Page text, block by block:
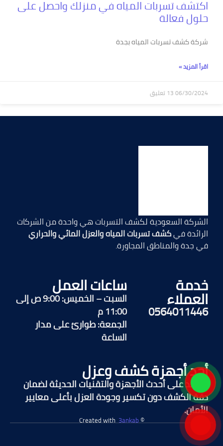
اكتشف تسربات المياه في منزلك واحصل على
حلول فعالة
شركة كشف تسربات المياه بجدة
اقرأ المزيد »
06/30/202413 تعليق
الشركة السعودية لكشف التسربات هي واحدة من الشركات
الرائدة فيكشف تسربات المياه والعزل المائي والحراري
في جدة والمناطق المجاورة.
خدمة
العملاء
0564011446
ساعات العمل
السبت – الخميس: 9:00 ص إلى
11:00 م
الجمعة: طوارئ على مدار
الساعة
أحد أجهزة كشف وعزل
نعتمد على أحدث الأجهزة والتقنيات الحديثة لضمان
دقة الكشف دون تكسير وجودة العزل بأعلى معايير
الأمان.
© Created with
3ankab